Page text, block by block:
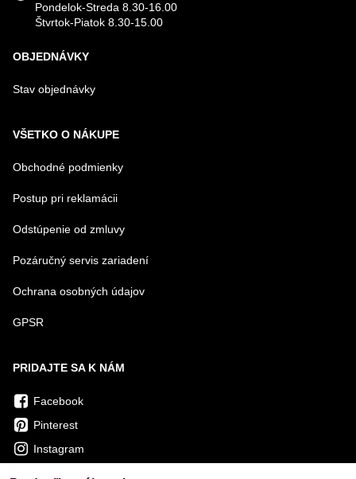
Pondelok-Streda 8.30-16.00
Štvrtok-Piatok 8.30-15.00
OBJEDNÁVKY
Stav objednávky
VŠETKO O NÁKUPE
Obchodné podmienky
Postup pri reklamácii
Odstúpenie od zmluvy
Pozáručný servis zariadení
Ochrana osobných údajov
GPSR
PRIDAJTE SA K NÁM
Facebook
Pinterest
Instagram